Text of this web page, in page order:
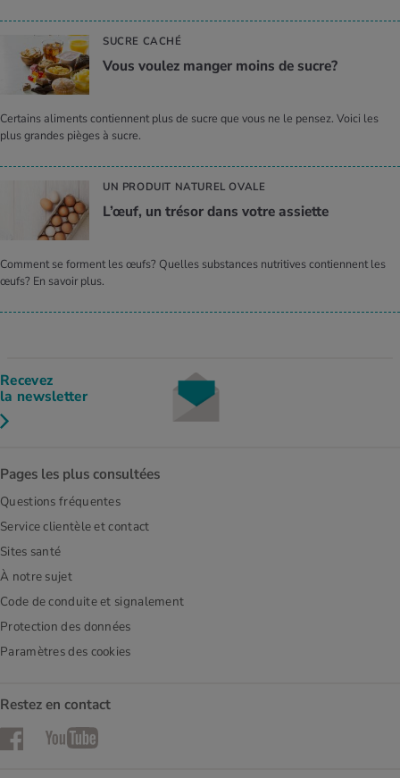
SUCRE CACHÉ
Vous voulez manger moins de sucre?
Certains aliments contiennent plus de sucre que vous ne le pensez. Voici les
plus grandes pièges à sucre.
UN PRODUIT NATUREL OVALE
L’œuf, un trésor dans votre assiette
Comment se forment les œufs? Quelles substances nutritives contiennent les
œufs? En savoir plus.
Recevez
la newsletter
Pages les plus consultées
Questions fréquentes
Service clientèle et contact
Sites santé
À notre sujet
Code de conduite et signalement
Protection des données
Paramètres des cookies
Restez en contact
FacebookYouTube